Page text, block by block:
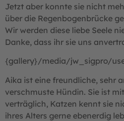
Jetzt aber konnte sie nicht
über die Regenbogenbrücke
Wir werden diese liebe Seele
Danke, dass ihr sie uns
{gallery}/media/jw_sigpro/
Aika ist eine freundliche, sehr
verschmuste Hündin. Sie ist
verträglich, Katzen kennt sie
ihres Alters gerne ebenerdig